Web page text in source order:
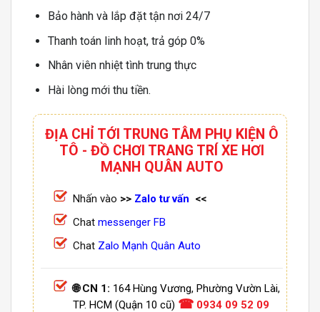
Bảo hành và lắp đặt tận nơi 24/7
Thanh toán linh hoạt, trả góp 0%
Nhân viên nhiệt tình trung thực
Hài lòng mới thu tiền.
ĐỊA CHỈ TỚI TRUNG TÂM PHỤ KIỆN Ô
TÔ - ĐỒ CHƠI TRANG TRÍ XE HƠI
MẠNH QUÂN AUTO
Nhấn vào >> Zalo tư vấn <<
Chat messenger FB
Chat Zalo Mạnh Quân Auto
🌐 CN 1: 164 Hùng Vương, Phường Vườn Lài,
TP. HCM (Quận 10 cũ) ☎ 0934 09 52 09